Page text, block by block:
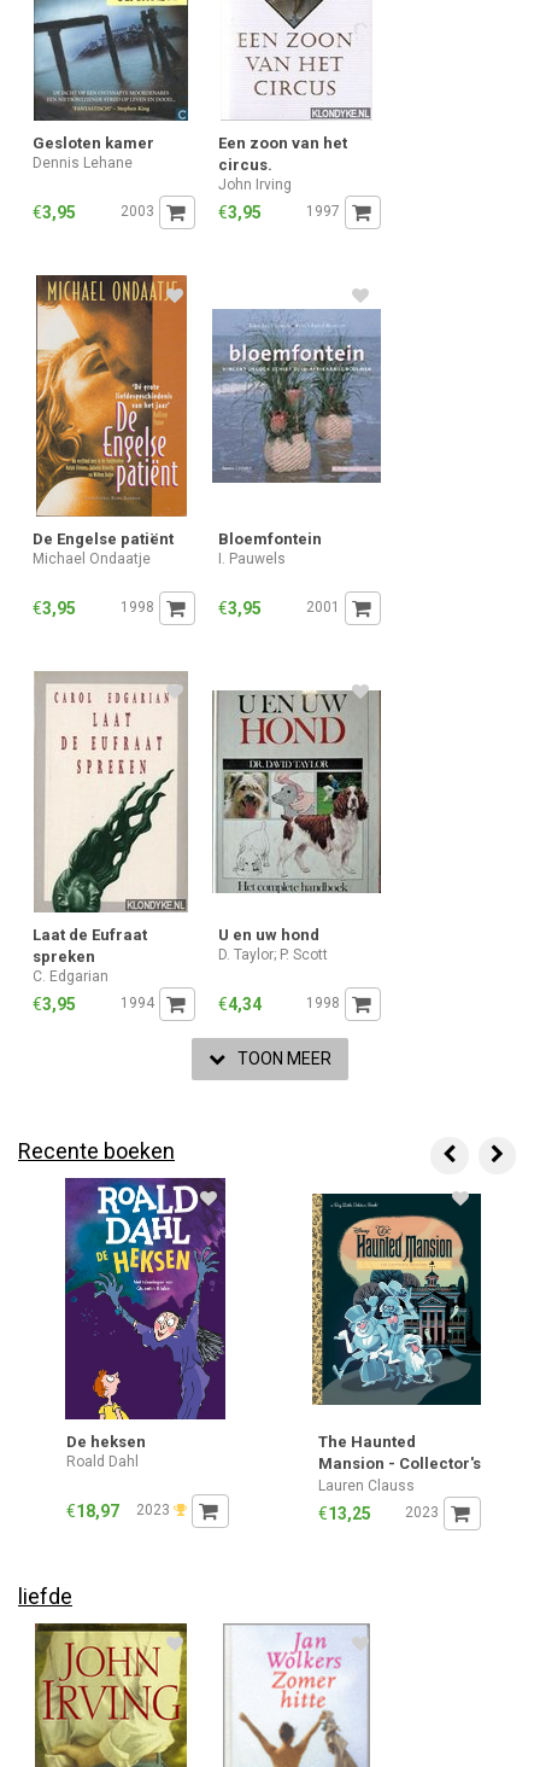
Gesloten kamer
Dennis Lehane
€3,95 2003
Een zoon van het
circus.
John Irving
€3,95 1997
De Engelse patiënt
Michael Ondaatje
€3,95 1998
Bloemfontein
I. Pauwels
€3,95 2001
Laat de Eufraat
spreken
C. Edgarian
€3,95 1994
U en uw hond
D. Taylor; P. Scott
€4,34 1998
TOON MEER
Recente boeken
De heksen
Roald Dahl
€18,97 2023
The Haunted
Mansion - Collector's
Edition
Lauren Clauss
€13,25 2023
liefde